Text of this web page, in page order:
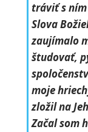
tráviť s ním
Slova
zaujímalo
študovať,
moje
zložil na
Začal som